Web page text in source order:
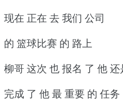
现在 正在 去 我们 公司
的 篮球比赛 的 路上
柳哥 这次 也 报名 了 他
完成 了 他 最 重要 的 任务